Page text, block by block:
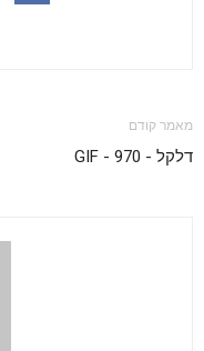
מאמר קודם
דלקל - 970 - GIF